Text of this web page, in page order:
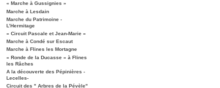
« Marche à Gussignies »
Marche à Lesdain
Marche du Patrimoine -
L’Hermitage
« Circuit Pascale et Jean-Marie »
Marche à Condé sur Escaut
Marche à Flines les Mortagne
« Ronde de la Ducasse » à Flines
les Râches
A la découverte des Pépinières -
Lecelles-
Circuit des " Arbres de la Pévèle"